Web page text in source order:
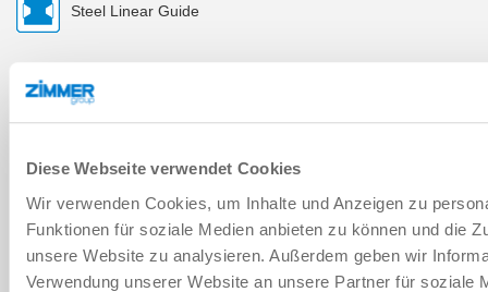
Diese Webseite verwendet Cookies
Wir verwenden Cookies, um Inhalte und Anzeigen zu
Funktionen für soziale Medien anbieten zu können und die
unsere Website zu analysieren. Außerdem geben wir
Verwendung unserer Website an unsere Partner für soziale
Steel Linear Guide
기술 데이터
부속품
개별화